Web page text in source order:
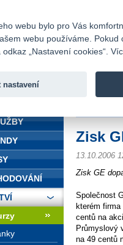
banka
Zisk
13.10.2006
Zisk GE
Společnost
kterém
centů na
Průmyslový
na 49 centů
webu bylo pro Vás
webu používáme.
„Nastavení cookies“.
nastavení